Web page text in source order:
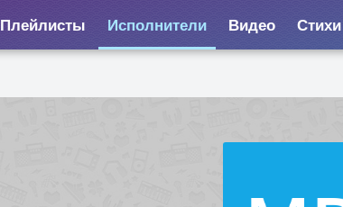
Плейлисты Исполнители Видео Стихи